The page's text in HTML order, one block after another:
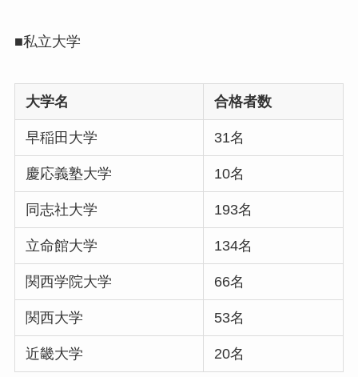
■私立大学
大学名 合格者数
早稲田大学 31名
慶応義塾大学 10名
同志社大学 193名
立命館大学 134名
関西学院大学 66名
関西大学 53名
近畿大学 20名